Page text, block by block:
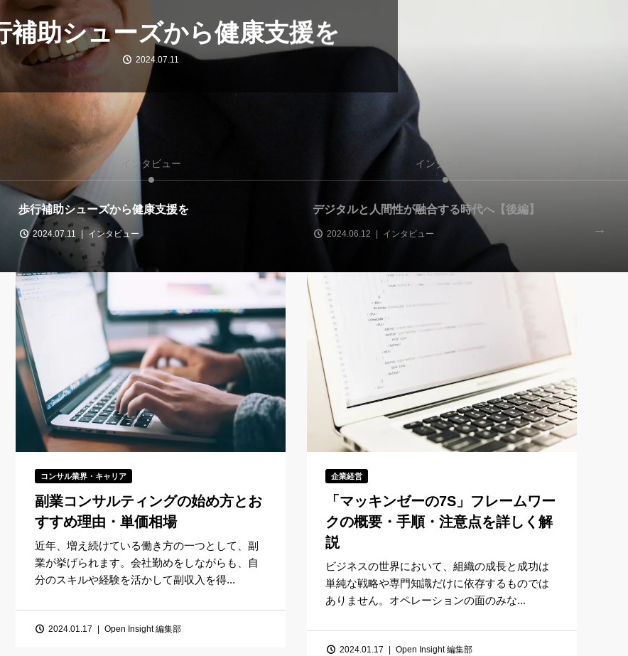
補助シューズから健康支援を
2024.07.11
インタビュー
歩行補助シューズから健康支援を
2024.07.11 インタビュー
インタビュー
デジタルと人間性が融合する時代へ【後編】
2024.06.12 インタビュー
コンサル業界・キャリア
副業コンサルティングの始め方とお
すすめ理由・単価相場
近年、増え続けている働き方の一つとして、副
業が挙げられます。会社勤めをしながらも、自
分のスキルや経験を活かして副収入を得...
2024.01.17 Open Insight 編集部
企業経営
「マッキンゼーの7S」フレームワー
クの概要・手順・注意点を詳しく解
説
ビジネスの世界において、組織の成長と成功は
単純な戦略や専門知識だけに依存するものでは
ありません。オペレーションの面のみな...
2024.01.17 Open Insight 編集部